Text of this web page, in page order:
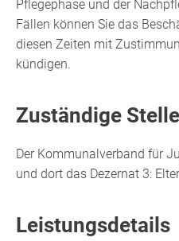
Pflegephase und der
Fällen können Sie das
diesen Zeiten mit
kündigen.
Zuständige Stelle
Der Kommunalverband für
und dort das Dezernat 3:
Leistungsdetails